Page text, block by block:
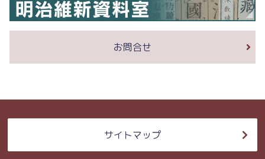
お問合せ
サイトマップ